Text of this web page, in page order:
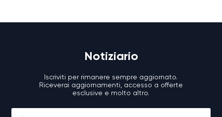
Notiziario
Iscriviti per rimanere sempre aggiornato.
Riceverai aggiornamenti, accesso a offerte
esclusive e molto altro.